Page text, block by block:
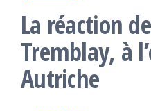
La réaction
Tremblay, à
Autriche